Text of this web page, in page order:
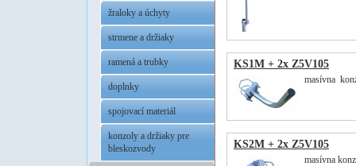
žraloky a úchyty
strmene a držiaky
ramená a trubky
doplnky
spojovací materiál
konzoly a držiaky pre
bleskozvody
KS1M + 2x Z5V105
masívna
KS2M + 2x Z5V105
masívna